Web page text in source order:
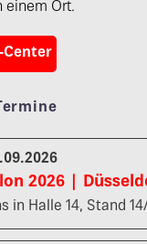
einem Ort.
Center
2026 |
in Halle 14, Stand